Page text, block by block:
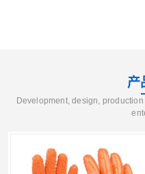
产
Development, design,